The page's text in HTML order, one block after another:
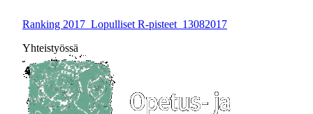
Ranking 2017_Lopulliset R-pisteet_13082017
Yhteistyössä